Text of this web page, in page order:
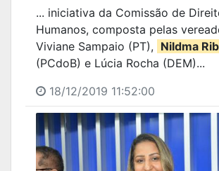
... iniciativa da Comissão de
Humanos, composta pelas
Viviane Sampaio (PT), Nildma
(PCdoB) e Lúcia Rocha (DEM)...
18/12/2019 11:52:00